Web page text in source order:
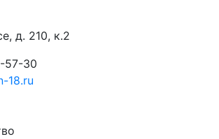
д. 210, к.2
57-30
18.ru